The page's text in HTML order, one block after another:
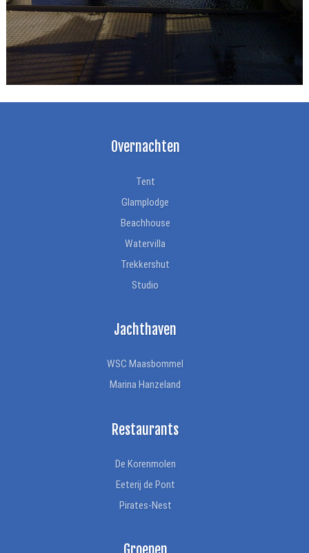
Overnachten
Tent
Glamplodge
Beachhouse
Watervilla
Trekkershut
Studio
Jachthaven
WSC Maasbommel
Marina Hanzeland
Restaurants
De Korenmolen
Eeterij de Pont
Pirates-Nest